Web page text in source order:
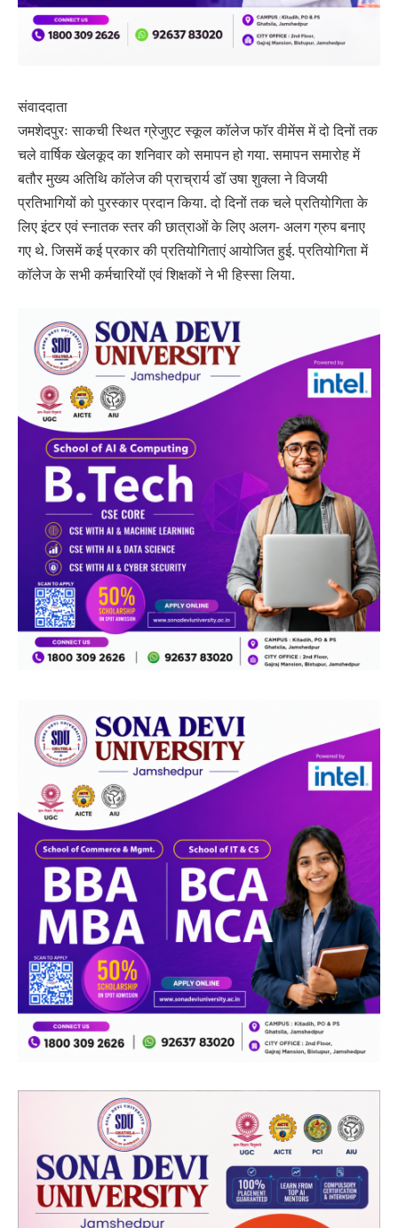
संवाददाता
जमशेदपुरः साकची स्थित ग्रेजुएट स्कूल कॉलेज फॉर वीमेंस में दो दिनों तक
चले वार्षिक खेलकूद का शनिवार को समापन हो गया. समापन समारोह में
बतौर मुख्य अतिथि कॉलेज की प्राच्रार्य डॉ उषा शुक्ला ने विजयी
प्रतिभागियों को पुरस्कार प्रदान किया. दो दिनों तक चले प्रतियोगिता के
लिए इंटर एवं स्नातक स्तर की छात्राओं के लिए अलग- अलग ग्रुप बनाए
गए थे. जिसमें कई प्रकार की प्रतियोगिताएं आयोजित हुई. प्रतियोगिता में
कॉलेज के सभी कर्मचारियों एवं शिक्षकों ने भी हिस्सा लिया.